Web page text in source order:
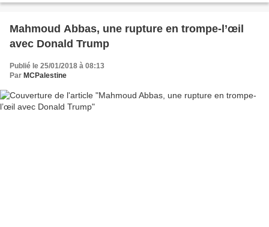
Mahmoud Abbas, une rupture en trompe-l’œil
avec Donald Trump
Publié le 25/01/2018 à 08:13
Par MCPalestine